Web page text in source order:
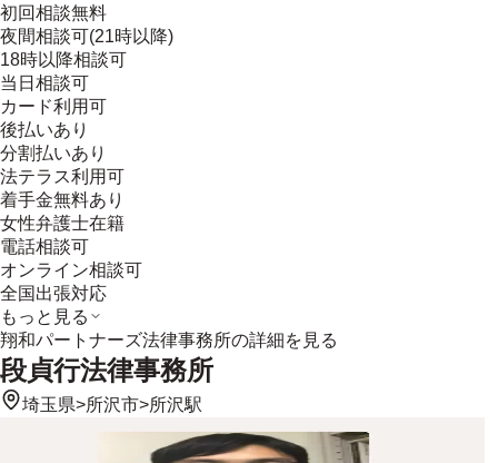
初回相談無料
夜間相談可(21時以降)
18時以降相談可
当日相談可
カード利用可
後払いあり
分割払いあり
法テラス利用可
着手金無料あり
女性弁護士在籍
電話相談可
オンライン相談可
全国出張対応
もっと見る
翔和パートナーズ法律事務所の詳細を見る
段貞行法律事務所
埼玉県>所沢市>所沢駅